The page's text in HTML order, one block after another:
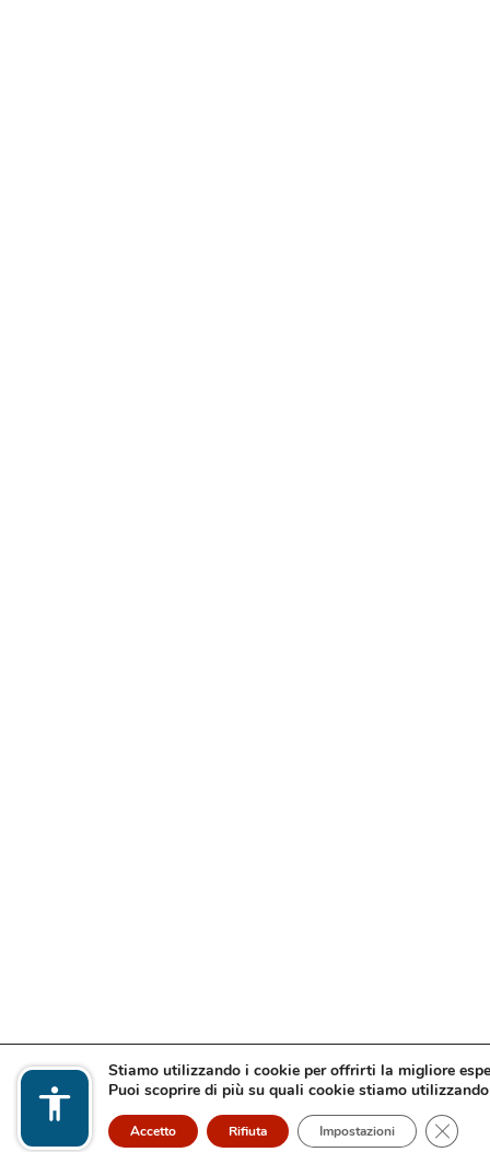
Stiamo utilizzando i cookie per offrirti la migliore
Puoi scoprire di più su quali cookie stiamo
Accetto Rifiuta Impostazioni Close